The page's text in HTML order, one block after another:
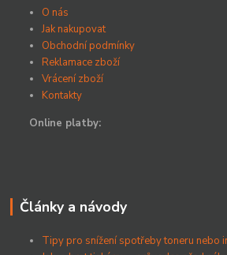
O nás
Jak nakupovat
Obchodní podmínky
Reklamace zboží
Vrácení zboží
Kontakty
Online platby:
Články a návody
Tipy pro snížení spotřeby toneru nebo